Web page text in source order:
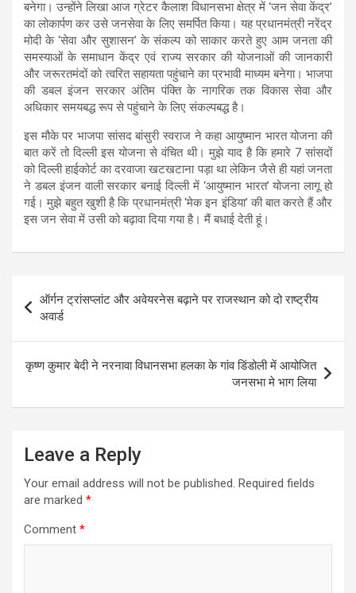
बनेगा। उन्होंने लिखा आज ग्रेटर कैलाश विधानसभा क्षेत्र में ‘जन सेवा केंद्र’
का लोकार्पण कर उसे जनसेवा के लिए समर्पित किया। यह प्रधानमंत्री नरेंद्र
मोदी के ‘सेवा और सुशासन’ के संकल्प को साकार करते हुए आम जनता की
समस्याओं के समाधान केंद्र एवं राज्य सरकार की योजनाओं की जानकारी
और जरूरतमंदों को त्वरित सहायता पहुंचाने का प्रभावी माध्यम बनेगा। भाजपा
की डबल इंजन सरकार अंतिम पंक्ति के नागरिक तक विकास सेवा और
अधिकार समयबद्ध रूप से पहुंचाने के लिए संकल्पबद्ध है।
इस मौके पर भाजपा सांसद बांसुरी स्वराज ने कहा आयुष्मान भारत योजना की
बात करें तो दिल्ली इस योजना से वंचित थी। मुझे याद है कि हमारे 7 सांसदों
को दिल्ली हाईकोर्ट का दरवाजा खटखटाना पड़ा था लेकिन जैसे ही यहां जनता
ने डबल इंजन वाली सरकार बनाई दिल्ली में ‘आयुष्मान भारत’ योजना लागू हो
गई। मुझे बहुत खुशी है कि प्रधानमंत्री ‘मेक इन इंडिया’ की बात करते हैं और
इस जन सेवा में उसी को बढ़ावा दिया गया है। मैं बधाई देती हूं।
navigation
ऑर्गन ट्रांसप्लांट और अवेयरनेस बढ़ाने पर राजस्थान को दो राष्ट्रीय
अवार्ड
कृष्ण कुमार बेदी ने नरनावा विधानसभा हलका के गांव डिंडोली में आयोजित
जनसभा मे भाग लिया
Leave a Reply
Your email address will not be published. Required fields
are marked *
Comment *